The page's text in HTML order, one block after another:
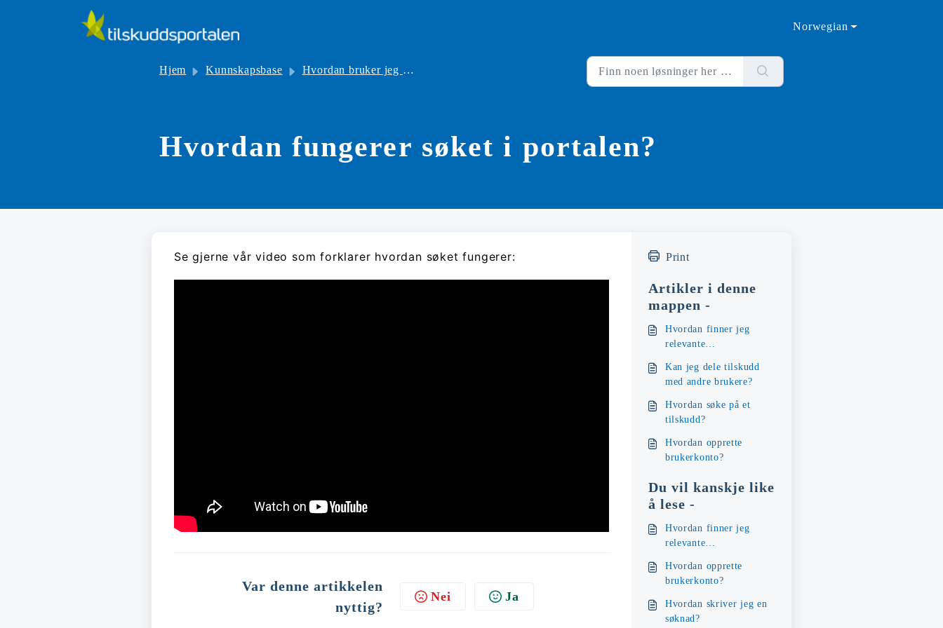
Norwegian
Hjem Kunnskapsbase Hvordan bruker jeg portalen
Hvordan fungerer søket i portalen?
Se gjerne vår video som forklarer hvordan søket fungerer:
Var denne artikkelen
nyttig?
Nei Ja
Print
Artikler i denne
mappen -
Hvordan finner jeg
relevante
Kan jeg dele tilskudd
med andre brukere?
Hvordan søke på et
tilskudd?
Hvordan opprette
brukerkonto?
Du vil kanskje like
å lese -
Hvordan finner jeg
relevante
Hvordan opprette
brukerkonto?
Hvordan skriver jeg en
søknad?